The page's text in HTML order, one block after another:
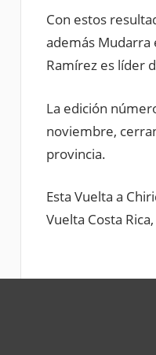
Con estos
además Mudarra
Ramírez es líder
La edición
noviembre,
provincia.
Esta Vuelta a
Vuelta Costa